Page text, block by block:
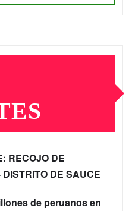
RECOJO DE
DE SAUCE
de peruanos en